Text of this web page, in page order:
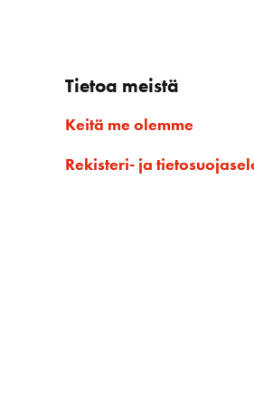
Tietoa meistä
Keitä me olemme
Rekisteri- ja